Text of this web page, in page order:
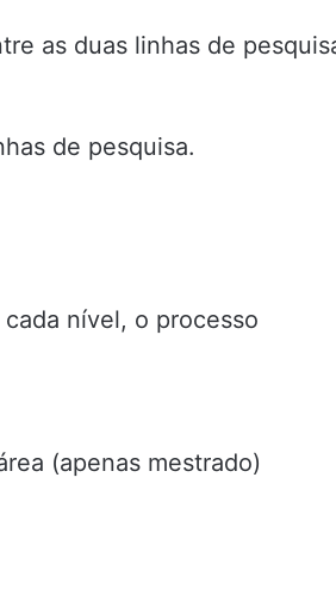
as duas linhas de
de pesquisa.
nível, o processo
(apenas mestrado)